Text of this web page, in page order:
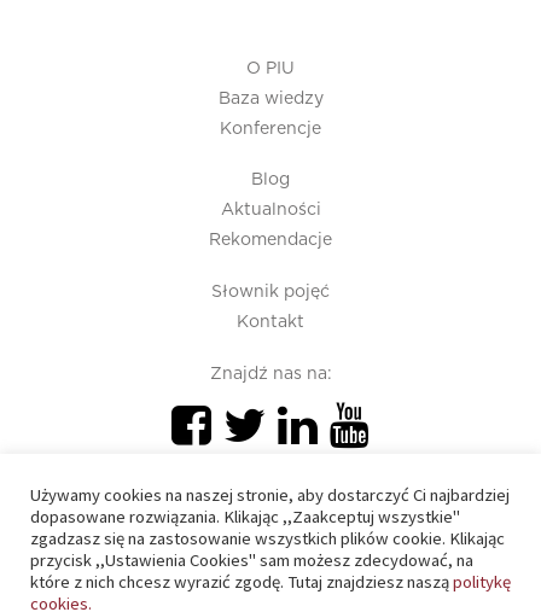
O PIU
Baza wiedzy
Konferencje
Blog
Aktualności
Rekomendacje
Słownik pojęć
Kontakt
Znajdź nas na:
PIU 2020 © All right reserved
Używamy cookies na naszej stronie, aby dostarczyć Ci najbardziej
dopasowane rozwiązania. Klikając ,,Zaakceptuj wszystkie"
zgadzasz się na zastosowanie wszystkich plików cookie. Klikając
przycisk ,,Ustawienia Cookies" sam możesz zdecydować, na
które z nich chcesz wyrazić zgodę. Tutaj znajdziesz nasząpolitykę
cookies.